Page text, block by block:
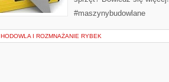
#maszynybudowlane
HODOWLA I ROZMNAŻANIE RYBEK